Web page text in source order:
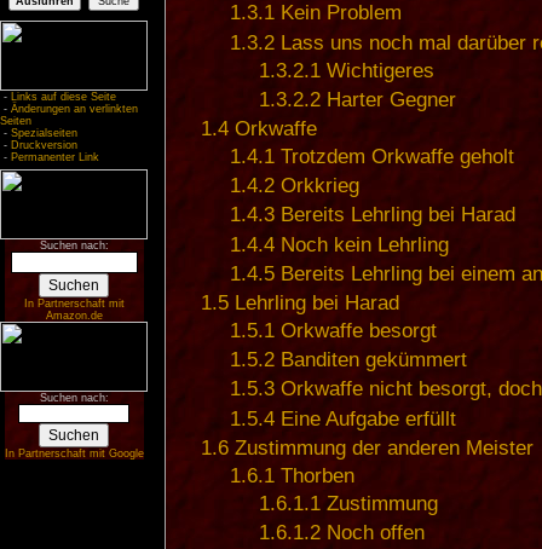
- Links auf diese Seite
- Änderungen an verlinkten
Seiten
- Spezialseiten
- Druckversion
- Permanenter Link
Suchen nach:
In Partnerschaft mit
Amazon.de
Suchen nach:
In Partnerschaft mit Google
1.3.1 Kein Problem
1.3.2 Lass uns noch mal darüber
1.3.2.1 Wichtigeres
1.3.2.2 Harter Gegner
1.4 Orkwaffe
1.4.1 Trotzdem Orkwaffe geholt
1.4.2 Orkkrieg
1.4.3 Bereits Lehrling bei Harad
1.4.4 Noch kein Lehrling
1.4.5 Bereits Lehrling bei einem
1.5 Lehrling bei Harad
1.5.1 Orkwaffe besorgt
1.5.2 Banditen gekümmert
1.5.3 Orkwaffe nicht besorgt,
1.5.4 Eine Aufgabe erfüllt
1.6 Zustimmung der anderen Meister
1.6.1 Thorben
1.6.1.1 Zustimmung
1.6.1.2 Noch offen